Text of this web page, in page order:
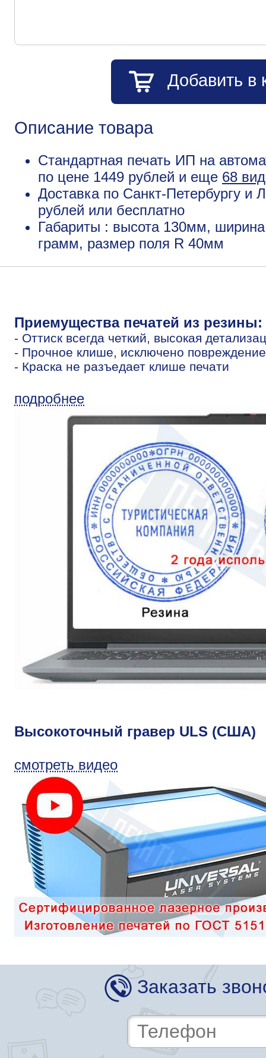
Добавить в
Описание товара
Стандартная печать ИП на
по цене 1449 рублей и еще 68
Доставка по Санкт-Петербургу и
рублей или бесплатно
Габариты : высота 130мм,
грамм, размер поля R 40мм
Приемущества печатей из резины:
- Оттиск всегда четкий, высокая
- Прочное клише, исключено
- Краска не разъедает клише печати
подробнее
Высокоточный гравер ULS (США)
смотреть видео
Заказать